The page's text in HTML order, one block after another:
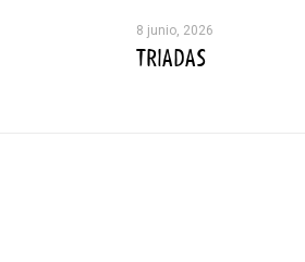
8 junio, 2026
TRIADAS